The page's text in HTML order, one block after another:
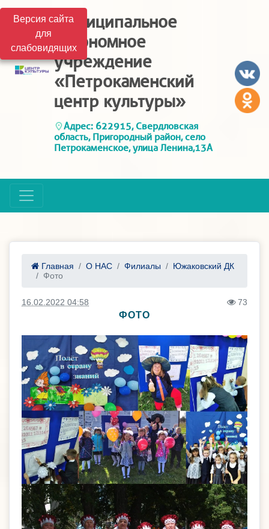
Версия сайта
для
слабовидящих
Муниципальное
автономное
учреждение
«Петрокаменский
центр культуры»
Адрес: 622915, Свердловская
область, Пригородный район, село
Петрокаменское, улица Ленина,13А
Главная О НАС Филиалы
Южаковский ДК
Фото
16.02.2022 04:58 73
ФОТО